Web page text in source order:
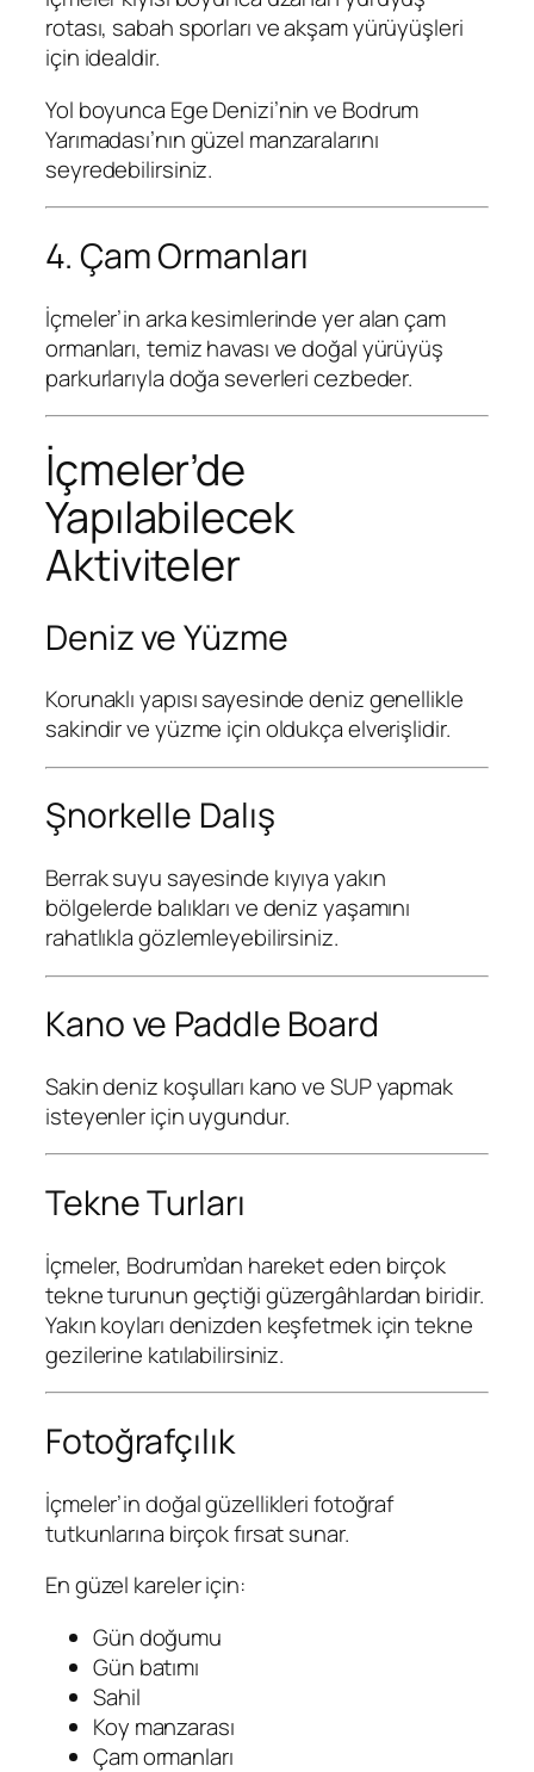
rotası, sabah sporları ve akşam yürüyüşleri
için idealdir.
Yol boyunca Ege Denizi’nin ve Bodrum
Yarımadası’nın güzel manzaralarını
seyredebilirsiniz.
4. Çam Ormanları
İçmeler’in arka kesimlerinde yer alan çam
ormanları, temiz havası ve doğal yürüyüş
parkurlarıyla doğa severleri cezbeder.
İçmeler’de
Yapılabilecek
Aktiviteler
Deniz ve Yüzme
Korunaklı yapısı sayesinde deniz genellikle
sakindir ve yüzme için oldukça elverişlidir.
Şnorkelle Dalış
Berrak suyu sayesinde kıyıya yakın
bölgelerde balıkları ve deniz yaşamını
rahatlıkla gözlemleyebilirsiniz.
Kano ve Paddle Board
Sakin deniz koşulları kano ve SUP yapmak
isteyenler için uygundur.
Tekne Turları
İçmeler, Bodrum’dan hareket eden birçok
tekne turunun geçtiği güzergâhlardan biridir.
Yakın koyları denizden keşfetmek için tekne
gezilerine katılabilirsiniz.
Fotoğrafçılık
İçmeler’in doğal güzellikleri fotoğraf
tutkunlarına birçok fırsat sunar.
En güzel kareler için:
Gün doğumu
Gün batımı
Sahil
Koy manzarası
Çam ormanları